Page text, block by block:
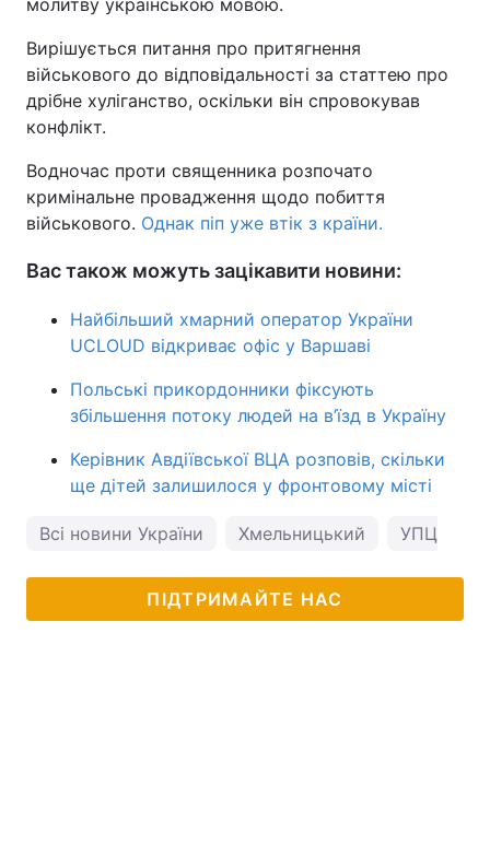
молитву українською мовою.
Вирішується питання про притягнення
військового до відповідальності за статтею про
дрібне хуліганство, оскільки він спровокував
конфлікт.
Водночас проти священника розпочато
кримінальне провадження щодо побиття
військового. Однак піп уже втік з країни.
Вас також можуть зацікавити новини:
Найбільший хмарний оператор України
UCLOUD відкриває офіс у Варшаві
Польські прикордонники фіксують
збільшення потоку людей на в’їзд в Україну
Керівник Авдіївської ВЦА розповів, скільки
ще дітей залишилося у фронтовому місті
Всі новини України Хмельницький УПЦ МП
ПІДТРИМАЙТЕ НАС